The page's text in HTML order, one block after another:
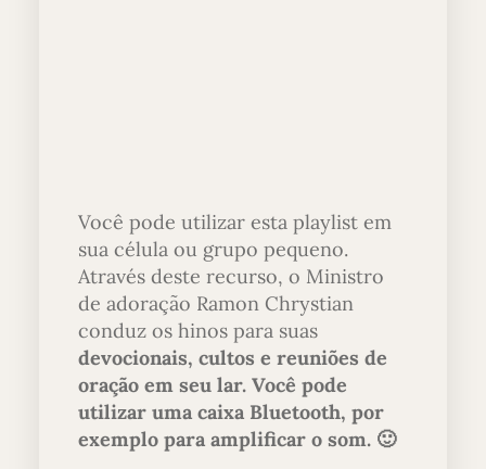
Você pode utilizar esta playlist em
sua célula ou grupo pequeno.
Através deste recurso, o Ministro
de adoração Ramon Chrystian
conduz os hinos para suas
devocionais, cultos e reuniões de
oração em seu lar. Você pode
utilizar uma caixa Bluetooth, por
exemplo para amplificar o som. 🙂